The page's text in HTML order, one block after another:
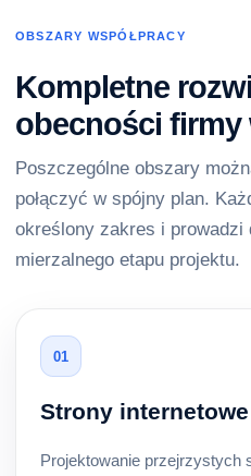
OBSZARY WSPÓŁPRACY
Kompletne
obecności firmy
Poszczególne obszary
połączyć w spójny plan.
określony zakres i prowadzi
mierzalnego etapu projektu.
01
Strony
Projektowanie przejrzystych